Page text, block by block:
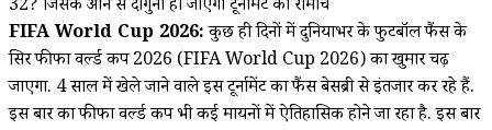
FIFA World Cup 2026:कुछ ही दिनों में दुनियाभर के फुटबॉल फैंस के
सिर फीफा वर्ल्ड कप 2026 (FIFA World Cup 2026) का खुमार चढ़
जाएगा. 4 साल में खेले जाने वाले इस टूर्नामेंट का फैंस बेसब्री से इंतजार कर रहे हैं.
इस बार का फीफा वर्ल्ड कप भी कई मायनों में ऐतिहासिक होने जा रहा है. इस बार